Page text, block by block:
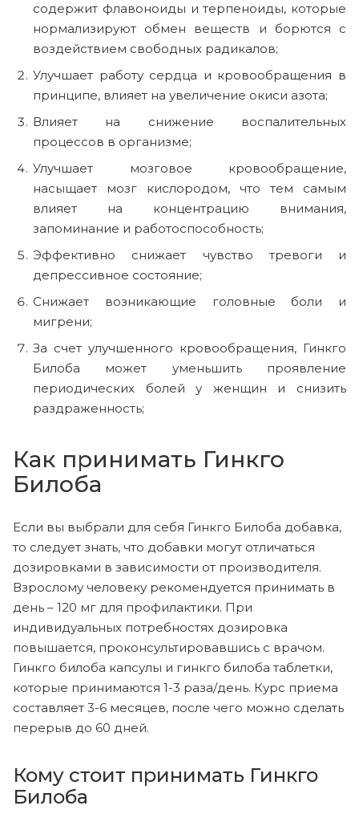
содержит флавоноиды и терпеноиды, которые
нормализируют обмен веществ и борются с
воздействием свободных радикалов;
Улучшает работу сердца и кровообращения в
принципе, влияет на увеличение окиси азота;
Влияет на снижение воспалительных
процессов в организме;
Улучшает мозговое кровообращение,
насыщает мозг кислородом, что тем самым
влияет на концентрацию внимания,
запоминание и работоспособность;
Эффективно снижает чувство тревоги и
депрессивное состояние;
Снижает возникающие головные боли и
мигрени;
За счет улучшенного кровообращения, Гинкго
Билоба может уменьшить проявление
периодических болей у женщин и снизить
раздраженность;
Как принимать Гинкго
Билоба
Если вы выбрали для себя Гинкго Билоба добавка,
то следует знать, что добавки могут отличаться
дозировками в зависимости от производителя.
Взрослому человеку рекомендуется принимать в
день – 120 мг для профилактики. При
индивидуальных потребностях дозировка
повышается, проконсультировавшись с врачом.
Гинкго билоба капсулы и гинкго билоба таблетки,
которые принимаются 1-3 раза/день. Курс приема
составляет 3-6 месяцев, после чего можно сделать
перерыв до 60 дней.
Кому стоит принимать Гинкго
Билоба